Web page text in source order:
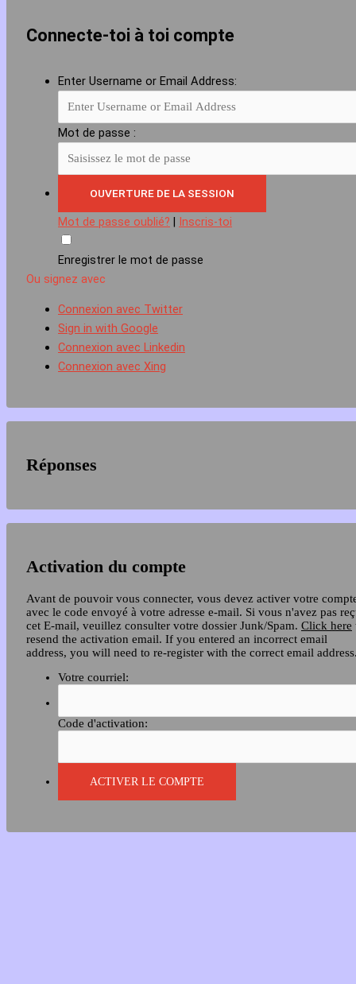
Connecte-toi à toi compte
Enter Username or Email Address:
Mot de passe :
Mot de passe oublié? | Inscris-toi
Enregistrer le mot de passe
Ou signez avec
Connexion avec Twitter
Sign in with Google
Connexion avec Linkedin
Connexion avec Xing
Réponses
Activation du compte
Avant de pouvoir vous connecter, vous devez activer votre
avec le code envoyé à votre adresse e-mail. Si vous n'avez pas
cet E-mail, veuillez consulter votre dossier Junk/Spam. Click here
resend the activation email. If you entered an incorrect email
address, you will need to re-register with the correct email
Votre courriel:
Code d'activation: